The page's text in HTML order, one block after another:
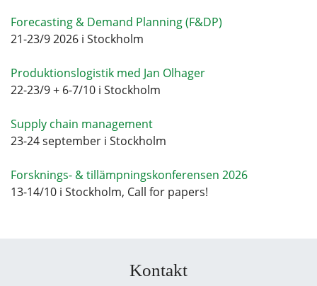
Forecasting & Demand Planning (F&DP)
21-23/9 2026 i Stockholm
Produktionslogistik med Jan Olhager
22-23/9 + 6-7/10 i Stockholm
Supply chain management
23-24 september i Stockholm
Forsknings- & tillämpningskonferensen 2026
13-14/10 i Stockholm, Call for papers!
Kontakt